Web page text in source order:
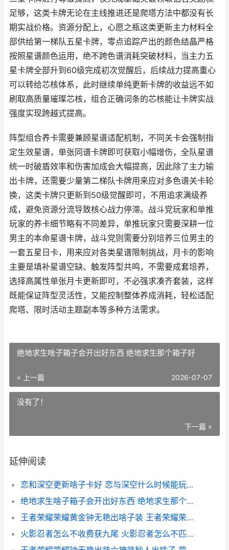
足够，这类卡牌无论在主线推进还是爬塔方法中都没有长
期实战价格。资源分配上，心愿之瓶这类更新主力材料全
部供给第一梯队五星卡牌，零点追踪产出的颜色结晶严格
按照星谱颜色运用，绝不跨色谱消耗突破材料，当主力五
星卡牌全部升到60级完成初次觉醒后，后续战力提高重心
可以转给芯核体系，此时继续单纯更新卡牌的收益远不如
刷取高质量璀璨芯核，组合正确词条的芯核能让卡牌实战
强度实现跨越式提高。
阵型组合养卡需要兼顾星谱适配机制，不同关卡会强制指
定生效星谱，单张同谱卡牌即可获取小幅增伤，全队星谱
统一时破盾效率和伤害加成会大幅提高，因此除了主力输
出卡牌，还需要少量第二梯队卡牌用来应对多色谱关卡轮
换，这类卡牌只更新到50级觉醒即可，不用追求满级养
成，避免资源分流导致核心战力停滞。战斗党玩家和单推
玩家的养卡细节略有不同差异，单推玩家只需要深耕一位
男主的本命星谱卡牌，战斗党则需要分别培养三位男主的
一套五星日卡，用来应对各类星谱限制挑战，月卡的影响
主要是填补星谱空缺、触发阵型共鸣，不需要成套培养，
选择高属性单张月卡更新即可，不必强求凑齐套装，这样
既能保证阵型灵活性，又能控制整体养成消耗，轻松适配
爬塔、限时活动主题副本等多种方法需求。
绝地求生啥子箱子会开出好东西 绝地求生那个箱子好
« 上一篇 2026-07-07
没有了！
下一篇 »
延伸阅读
恋和深空更新啥子卡好 恋与深空什么时候能玩下载
绝地求生啥子箱子会开出好东西 绝地求生那个箱子好
王者荣耀荣耀黄金钟无艳出啥子装 王者荣耀荣耀黄金是什么段位
火影忍者怎么不收费获九尾 火影忍者怎么不匹配模拟器